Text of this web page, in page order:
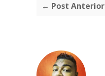
← Post Anterior